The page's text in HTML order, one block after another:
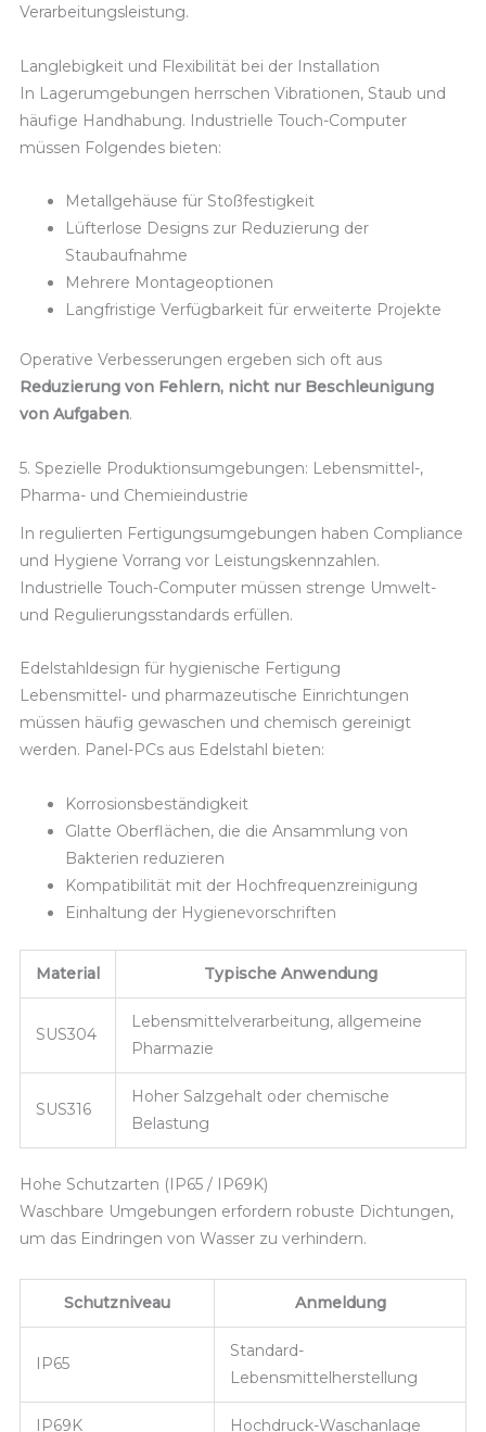
Verarbeitungsleistung.
Langlebigkeit und Flexibilität bei der Installation
In Lagerumgebungen herrschen Vibrationen, Staub und
häufige Handhabung. Industrielle Touch-Computer
müssen Folgendes bieten:
Metallgehäuse für Stoßfestigkeit
Lüfterlose Designs zur Reduzierung der
Staubaufnahme
Mehrere Montageoptionen
Langfristige Verfügbarkeit für erweiterte Projekte
Operative Verbesserungen ergeben sich oft aus
Reduzierung von Fehlern, nicht nur Beschleunigung
von Aufgaben.
5. Spezielle Produktionsumgebungen: Lebensmittel-,
Pharma- und Chemieindustrie
In regulierten Fertigungsumgebungen haben Compliance
und Hygiene Vorrang vor Leistungskennzahlen.
Industrielle Touch-Computer müssen strenge Umwelt-
und Regulierungsstandards erfüllen.
Edelstahldesign für hygienische Fertigung
Lebensmittel- und pharmazeutische Einrichtungen
müssen häufig gewaschen und chemisch gereinigt
werden. Panel-PCs aus Edelstahl bieten:
Korrosionsbeständigkeit
Glatte Oberflächen, die die Ansammlung von
Bakterien reduzieren
Kompatibilität mit der Hochfrequenzreinigung
Einhaltung der Hygienevorschriften
Material Typische Anwendung
SUS304
Lebensmittelverarbeitung, allgemeine
Pharmazie
SUS316
Hoher Salzgehalt oder chemische
Belastung
Hohe Schutzarten (IP65 / IP69K)
Waschbare Umgebungen erfordern robuste Dichtungen,
um das Eindringen von Wasser zu verhindern.
Schutzniveau Anmeldung
IP65
Standard-
Lebensmittelherstellung
IP69K Hochdruck-Waschanlage